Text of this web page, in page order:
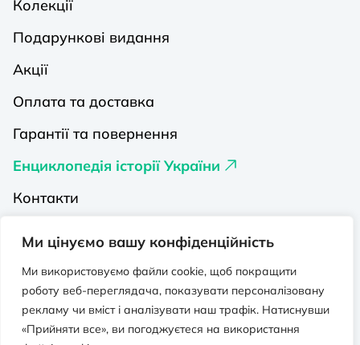
Ми цінуємо вашу конфіденційність
Ми використовуємо файли cookie, щоб покращити
роботу веб-переглядача, показувати персоналізовану
рекламу чи вміст і аналізувати наш трафік. Натиснувши
«Прийняти все», ви погоджуєтеся на використання
Колекції
Подарункові видання
Акції
Оплата та доставка
Гарантії та повернення
Енциклопедія історії України
Контакти
Видавництва на Порталі
Політика конфіденційності
Публічна оферта